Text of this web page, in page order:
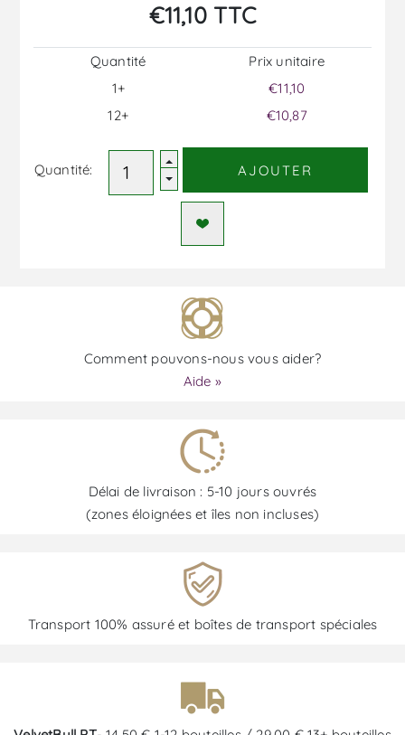
€11,10 TTC
Quantité
1+
12+
Prix ​​unitaire
€11,10
€10,87
Quantité: AJOUTER
Comment pouvons-nous vous aider?
Aide »
Délai de livraison : 5-10 jours ouvrés
(zones éloignées et îles non incluses)
Transport 100% assuré et boîtes de transport spéciales